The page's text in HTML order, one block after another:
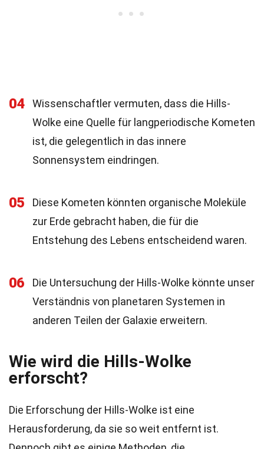
04
Wissenschaftler vermuten, dass die Hills-
Wolke eine Quelle für langperiodische Kometen
ist, die gelegentlich in das innere
Sonnensystem eindringen.
05
Diese Kometen könnten organische Moleküle
zur Erde gebracht haben, die für die
Entstehung des Lebens entscheidend waren.
06
Die Untersuchung der Hills-Wolke könnte unser
Verständnis von planetaren Systemen in
anderen Teilen der Galaxie erweitern.
Wie wird die Hills-Wolke
erforscht?
Die Erforschung der Hills-Wolke ist eine
Herausforderung, da sie so weit entfernt ist.